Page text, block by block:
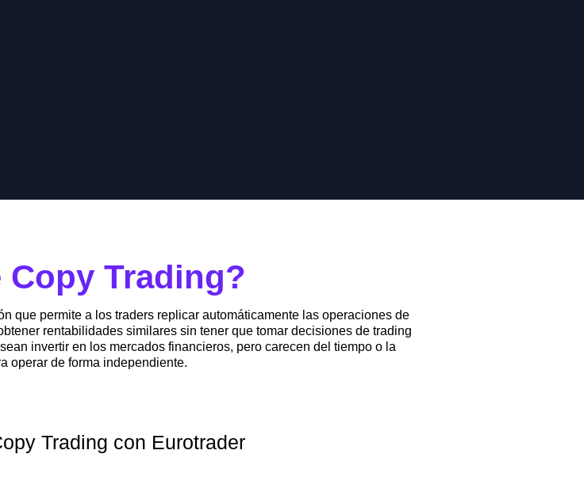
Copy Trading?
que permite a los traders replicar automáticamente las operaciones de
rentabilidades similares sin tener que tomar decisiones de trading
invertir en los mercados financieros, pero carecen del tiempo o la
operar de forma independiente.
Trading con Eurotrader